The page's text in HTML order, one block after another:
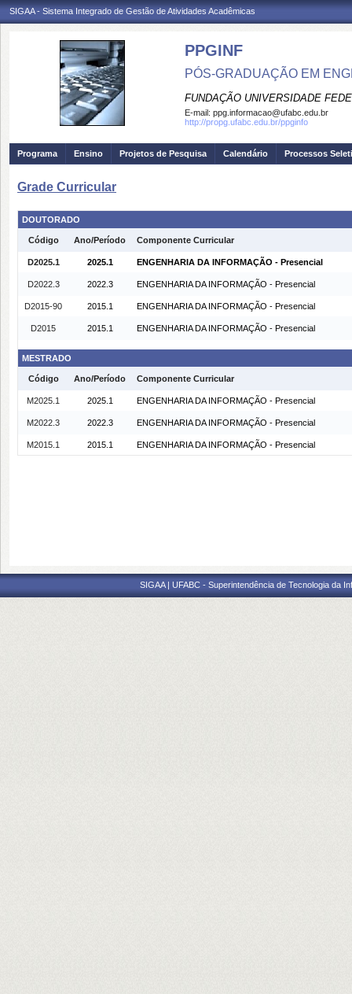
SIGAA - Sistema Integrado de Gestão de Atividades Acadêmicas
PPGINF
PÓS-GRADUAÇÃO EM
FUNDAÇÃO UNIVERSIDADE
E-mail: ppg.informacao@ufabc.edu.br
http://propg.ufabc.edu.br/ppginfo
Programa Ensino Projetos de Pesquisa Calendário Processos
Grade Curricular
DOUTORADO
Código Ano/Período Componente Curricular
D2025.1 2025.1 ENGENHARIA DA INFORMAÇÃO - Presencial
D2022.3 2022.3 ENGENHARIA DA INFORMAÇÃO - Presencial
D2015-90 2015.1 ENGENHARIA DA INFORMAÇÃO - Presencial
D2015 2015.1 ENGENHARIA DA INFORMAÇÃO - Presencial
MESTRADO
Código Ano/Período Componente Curricular
M2025.1 2025.1 ENGENHARIA DA INFORMAÇÃO - Presencial
M2022.3 2022.3 ENGENHARIA DA INFORMAÇÃO - Presencial
M2015.1 2015.1 ENGENHARIA DA INFORMAÇÃO - Presencial
SIGAA | UFABC - Superintendência de Tecnologia da